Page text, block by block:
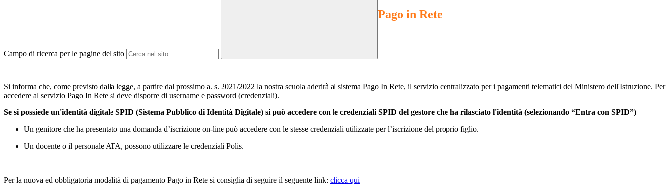
Campo di ricerca per le pagine del sito
Pago in Rete
Si informa che, come previsto dalla legge, a partire dal prossimo a. s. 2021/2022 la nostra scuola aderirà al sistema Pago In Rete, il servizio centralizzato per i pagamenti telematici del Ministero dell'Istruzione. Per
accedere al servizio Pago In Rete si deve disporre di username e password (credenziali).
Se si possiede un'identità digitale SPID (Sistema Pubblico di Identità Digitale) si può accedere con le credenziali SPID del gestore che ha rilasciato l'identità (selezionando “Entra con SPID”)
Un genitore che ha presentato una domanda d’iscrizione on-line può accedere con le stesse credenziali utilizzate per l’iscrizione del proprio figlio.
Un docente o il personale ATA, possono utilizzare le credenziali Polis.
Per la nuova ed obbligatoria modalità di pagamento Pago in Rete si consiglia di seguire il seguente link: clicca qui